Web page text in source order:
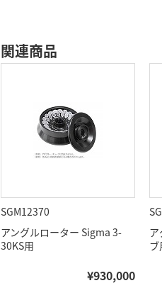
関連商品
SGM12370
アングルローター Sigma 3-
30KS用
¥930,000
ブ